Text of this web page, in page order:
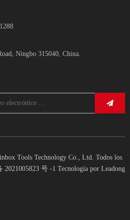
su configuración a medida que
con nuestro sistema de banco de
ergonómico!
Ningbo 315040, China.
Tools Technology Co., Ltd. Todos los
2021005823 号 -1 Tecnología por Leadong